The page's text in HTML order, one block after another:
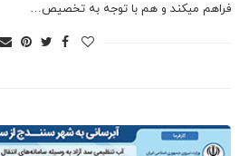
فراهم میکند و هم با توجه به تخصیص…